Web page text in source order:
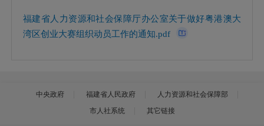
福建省人力资源和社会保障厅办公室关于做好粤港澳大
湾区创业大赛组织动员工作的通知.pdf
中央政府 福建省人民政府
人力资源和社会保障部
市人社系统
其它链接